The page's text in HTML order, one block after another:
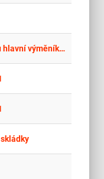
Konverze Tábor - Posílení výkonu hlavní výměníkové stanice C-Energy Planá